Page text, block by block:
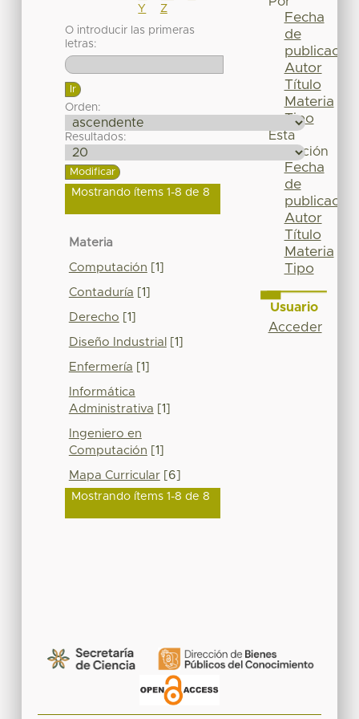
Y
Z
O introducir las primeras
letras:
Orden:
Resultados:
Mostrando ítems 1-8 de 8
Materia
Computación [1]
Contaduría [1]
Derecho [1]
Diseño Industrial [1]
Enfermería [1]
Informática
Administrativa [1]
Ingeniero en
Computación [1]
Mapa Curricular[6]
Mostrando ítems 1-8 de 8
Fecha
de
publicación
Autor
Título
Materia
Tipo
Esta
colección
Fecha
de
publicación
Autor
Título
Materia
Tipo
Usuario
Acceder